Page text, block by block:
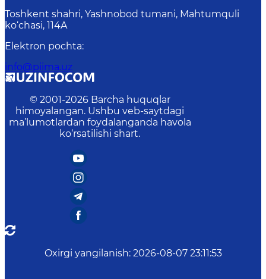
Toshkent shahri, Yashnobod tumani, Mahtumquli
ko‘chasi, 114A
Elektron pochta:
info@piima.uz
© 2001-2026 Barcha huquqlar
himoyalangan. Ushbu veb-saytdagi
ma’lumotlardan foydalanganda havola
ko‘rsatilishi shart.
Oxirgi yangilanish: 2026-08-07 23:11:53